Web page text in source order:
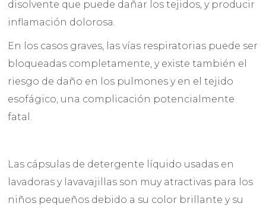
disolvente que puede dañar los tejidos, y producir
inflamación dolorosa.
En los casos graves, las vías respiratorias puede ser
bloqueadas completamente, y existe también el
riesgo de daño en los pulmones y en el tejido
esofágico, una complicación potencialmente
fatal.
Las cápsulas de detergente líquido usadas en
lavadoras y lavavajillas son muy atractivas para los
niños pequeños debido a su color brillante y su